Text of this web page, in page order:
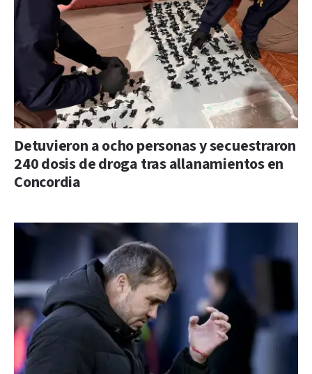
Detuvieron a ocho personas y secuestraron
240 dosis de droga tras allanamientos en
Concordia